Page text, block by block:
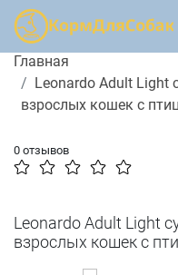
Главная
Leonardo Adult Light
взрослых кошек с
0 отзывов
Leonardo Adult Light
взрослых кошек с